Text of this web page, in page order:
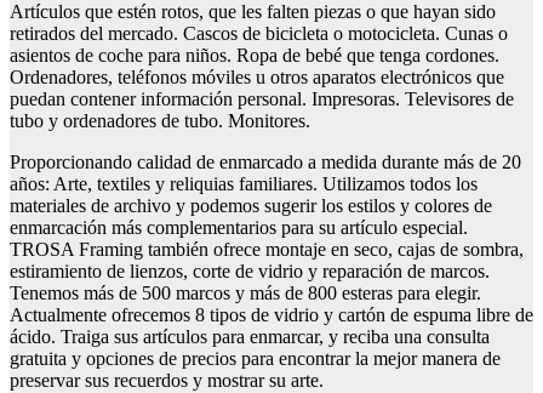
Artículos que estén rotos, que les falten piezas o que hayan sido
retirados del mercado. Cascos de bicicleta o motocicleta. Cunas o
asientos de coche para niños. Ropa de bebé que tenga cordones.
Ordenadores, teléfonos móviles u otros aparatos electrónicos que
puedan contener información personal. Impresoras. Televisores de
tubo y ordenadores de tubo. Monitores.
Proporcionando calidad de enmarcado a medida durante más de 20
años: Arte, textiles y reliquias familiares. Utilizamos todos los
materiales de archivo y podemos sugerir los estilos y colores de
enmarcación más complementarios para su artículo especial.
TROSA Framing también ofrece montaje en seco, cajas de sombra,
estiramiento de lienzos, corte de vidrio y reparación de marcos.
Tenemos más de 500 marcos y más de 800 esteras para elegir.
Actualmente ofrecemos 8 tipos de vidrio y cartón de espuma libre de
ácido. Traiga sus artículos para enmarcar, y reciba una consulta
gratuita y opciones de precios para encontrar la mejor manera de
preservar sus recuerdos y mostrar su arte.